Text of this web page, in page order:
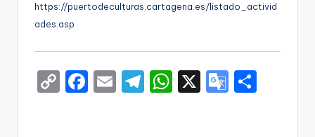
https://puertodeculturas.cartagena.es/listado_activid
ades.asp
C F
E
T
W X
G